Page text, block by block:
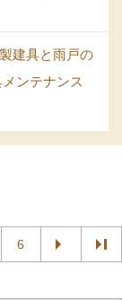
建具と雨戸の
ンテナンス
6